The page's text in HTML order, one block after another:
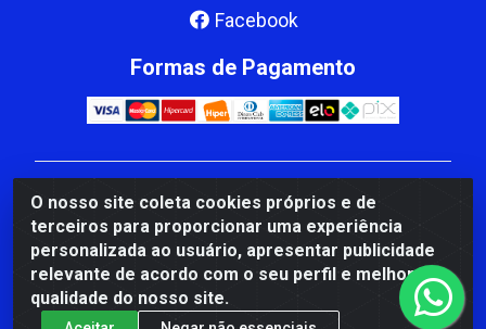
O nosso site coleta cookies próprios e de
terceiros para proporcionar uma experiência
personalizada ao usuário, apresentar publicidade
relevante de acordo com o seu perfil e melhorar a
qualidade do nosso site.
Facebook
Formas de Pagamento
CBP MACEDO COMERCIO PEÇAS LTDA Matriz - av
Mauro Miranda Madureira, 1249 - Coramara , Cachoeiro
de Itapemirim/ES - CEP 29.311-310 - CNPJ
00.502.680/0001-41